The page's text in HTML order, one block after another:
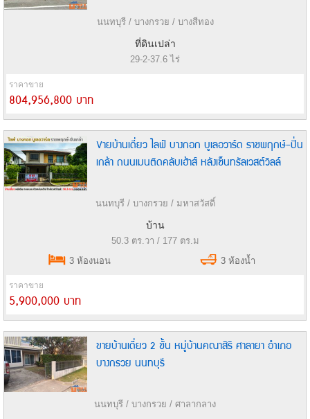
นนทบุรี / บางกรวย / บางสีทอง
ที่ดินเปล่า
29-2-37.6 ไร่
ราคาขาย
804,956,800 บาท
Vายบ้านเดี่ยว ไลฟ์ บางกอก บูเลอวาร์ด ราชพฤกษ์-ปิ่น
เกล้า ถนนเมนติดคลับเฮ้าส์ หลังเซ็นทรัลเวสต์วิลล์
นนทบุรี / บางกรวย / มหาสวัสดิ์
บ้าน
50.3 ตร.วา / 177 ตร.ม
3 ห้องนอน
3 ห้องน้ำ
ราคาขาย
5,900,000 บาท
ขายบ้านเดี่ยว 2 ชั้น หมู่บ้านคณาสิริ ศาลายา อำเภอ
บางกรวย นนทบุรี
นนทบุรี / บางกรวย / ศาลากลาง